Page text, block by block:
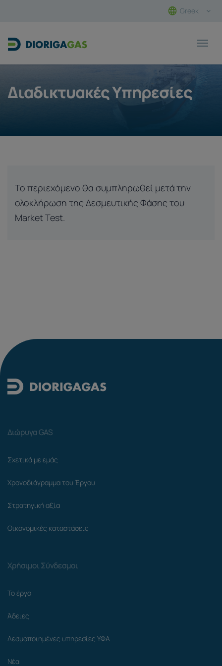
Greek
Main Navigation
Διαδικτυακές Υπηρεσίες
Το περιεχόμενο θα συμπληρωθεί μετά την
ολοκλήρωση της Δεσμευτικής Φάσης του
Market Test.
Διώρυγα GAS
Σχετικά με εμάς
Χρονοδιάγραμμα του Έργου
Στρατηγική αξία
Οικονομικές καταστάσεις
Χρήσιμοι Σύνδεσμοι
Το έργο
Άδειες
Δεσμοποιημένες υπηρεσίες ΥΦΑ
Νέα